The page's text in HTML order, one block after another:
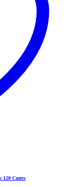
120 Cmtrs